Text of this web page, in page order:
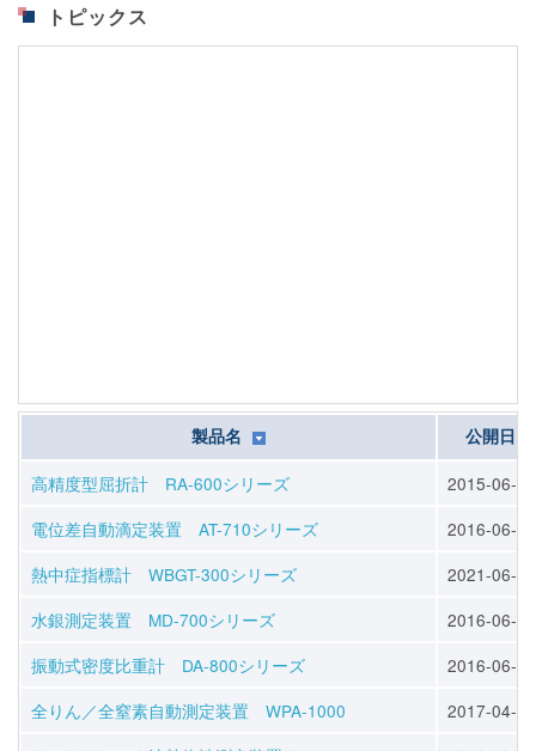
トピックス
製品名 公開日
高精度型屈折計 RA-600シリーズ
2015-06-01
電位差自動滴定装置 AT-710シリーズ
2016-06-01
熱中症指標計 WBGT-300シリーズ
2021-06-01
水銀測定装置 MD-700シリーズ
2016-06-01
振動式密度比重計 DA-800シリーズ
2016-06-01
全りん／全窒素自動測定装置 WPA-1000
2017-04-05